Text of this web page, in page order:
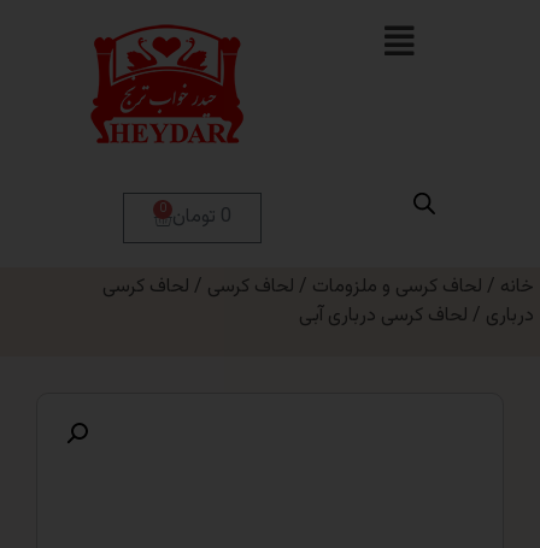
کرسی و ملزومات /لحاف کرسی/لحاف کرسی
کرسی درباری آبی